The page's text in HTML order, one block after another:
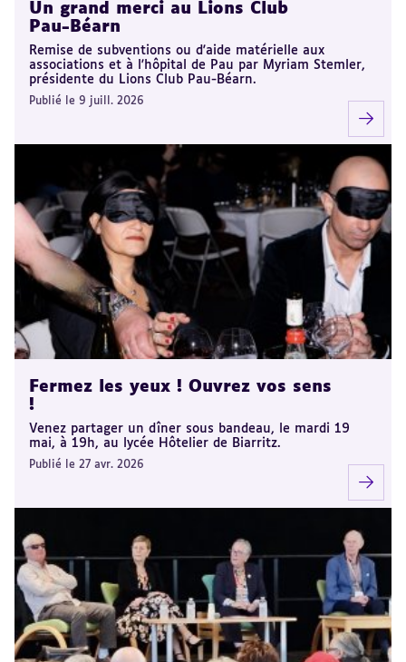
Un grand merci au Lions Club
Pau-Béarn
Remise de subventions ou d'aide matérielle aux
associations et à l'hôpital de Pau par Myriam Stemler,
présidente du Lions Club Pau-Béarn.
Publié le 9 juill. 2026
Fermez les yeux ! Ouvrez vos sens
!
Venez partager un dîner sous bandeau, le mardi 19
mai, à 19h, au lycée Hôtelier de Biarritz.
Publié le 27 avr. 2026